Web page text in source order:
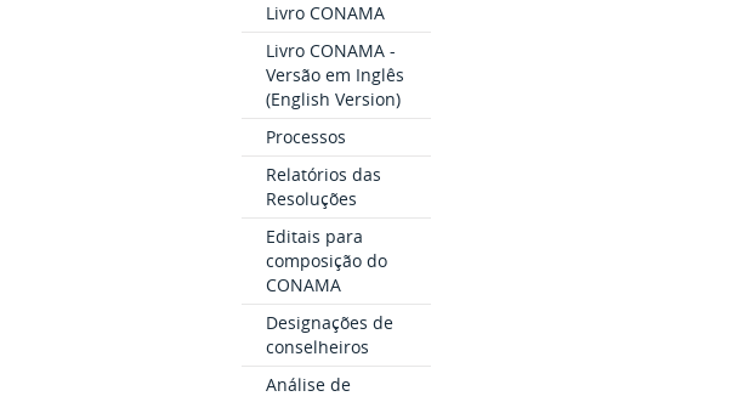
Livro CONAMA
Livro CONAMA -
Versão em Inglês
(English Version)
Processos
Relatórios das
Resoluções
Editais para
composição do
CONAMA
Designações de
conselheiros
Análise de